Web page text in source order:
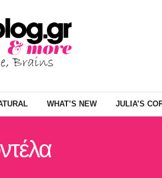
WHAT’S NEW JULIA’S